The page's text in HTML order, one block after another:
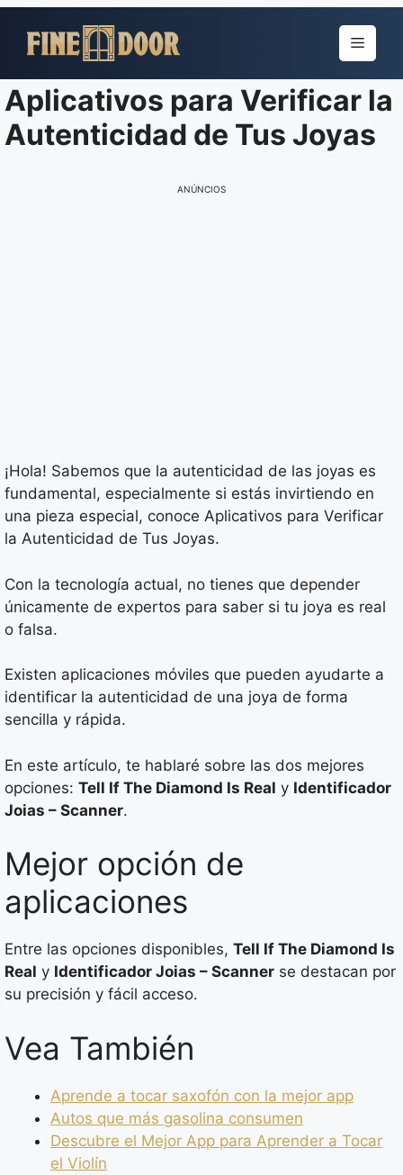
para
conteúdo
Menu
Aplicativos para Verificar la
Autenticidad de Tus Joyas
ANÚNCIOS
¡Hola! Sabemos que la autenticidad de las joyas es
fundamental, especialmente si estás invirtiendo en
una pieza especial, conoce Aplicativos para Verificar
la Autenticidad de Tus Joyas.
Con la tecnología actual, no tienes que depender
únicamente de expertos para saber si tu joya es real
o falsa.
Existen aplicaciones móviles que pueden ayudarte a
identificar la autenticidad de una joya de forma
sencilla y rápida.
En este artículo, te hablaré sobre las dos mejores
opciones: Tell If The Diamond Is Real y Identificador
Joias – Scanner.
Mejor opción de
aplicaciones
Entre las opciones disponibles, Tell If The Diamond Is
Real y Identificador Joias – Scanner se destacan por
su precisión y fácil acceso.
Vea También
Aprende a tocar saxofón con la mejor app
Autos que más gasolina consumen
Descubre el Mejor App para Aprender a Tocar
el Violín